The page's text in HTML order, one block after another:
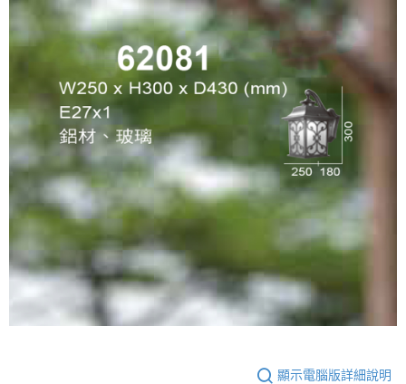
易，需依本服務之必要範圍內提供個人資料，並將交易相關給付款項請求債
權轉讓予恩沛科技股份有限公司。
２．關於個人資料處理事宜，請瀏覽以下網址：
https://aftee.tw/terms/#terms3
３．未成年的使用者請事先徵得法定代理人或監護人之同意方可使用
「AFTEE先享後付」，若未經同意申辦者引起之損失，本公司不負相關責
４．使用「AFTEE先享後付」時，將依據個別帳號之用戶狀況，依本公司即
時審查核予不同之上限額度；若仍有額度不足之情形，本公司將視審查結果
請求用戶進行身份認證。
５．嚴禁一人註冊多個帳號或使用他人資訊註冊。若發現惡意使用之情形，
恩沛科技股份有限公司將有權停止該用戶之使用額度並採取法律行動。
顯示電腦版詳細說明